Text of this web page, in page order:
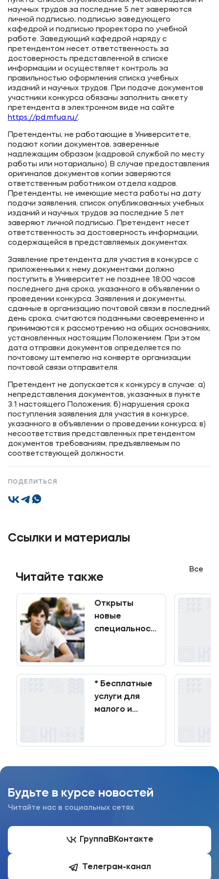
научных трудов за последние 5 лет заверяются
личной подписью, подписью заведующего
кафедрой и подписью проректора по учебной
работе. Заведующий кафедрой наряду с
претендентом несет ответственность за
достоверность представленной в списке
информации и осуществляет контроль за
правильностью оформления списка учебных
изданий и научных трудов. При подаче документов
участники конкурса обязаны заполнить анкету
претендента в электронном виде на сайте
https://pd.mfua.ru/.
Претенденты, не работающие в Университете,
подают копии документов, заверенные
надлежащим образом (кадровой службой по месту
работы или нотариально). В случае предоставления
оригиналов документов копии заверяются
ответственным работником отдела кадров.
Претенденты, не имеющие места работы на дату
подачи заявления, список опубликованных учебных
изданий и научных трудов за последние 5 лет
заверяют личной подписью. Претендент несет
ответственность за достоверность информации,
содержащейся в представляемых документах.
Заявление претендента для участия в конкурсе с
приложенными к нему документами должно
поступить в Университет не позднее 18:00 часов
последнего дня срока, указанного в объявлении о
проведении конкурса. Заявления и документы,
сданные в организацию почтовой связи в последний
день срока, считаются поданными своевременно и
принимаются к рассмотрению на общих основаниях,
установленных настоящим Положением. При этом
дата отправки документов определяется по
почтовому штемпелю на конверте организации
почтовой связи отправителя.
Претендент не допускается к конкурсу в случае: а)
непредставления документов, указанных в пункте
3.1 настоящего Положения; б) нарушения срока
поступления заявления для участия в конкурсе,
указанного в объявлении о проведении конкурса; в)
несоответствия представленных претендентом
документов требованиям, предъявляемым по
соответствующей должности.
ПОДЕЛИТЬСЯ
Ссылки и материалы
Читайте также
Все
Открыты
новые
специальности
* Бесплатные
услуги для
малого и
Будьте в курсе новостей
Читайте нас в социальных сетях
Группа ВКонтакте
Телеграм-канал